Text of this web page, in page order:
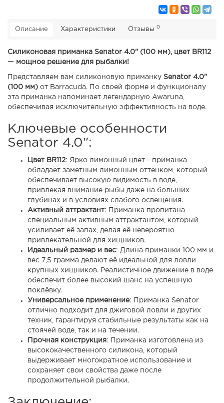
Описание Характеристики Отзывы 0
Силиконовая приманка Senator 4.0" (100 мм), цвет BR112
— мощное решение для рыбалки!
Представляем вам силиконовую приманку Senator 4.0"
(100 мм) от Barracuda. По своей форме и функционалу
эта приманка напоминает легендарную Awaruna,
обеспечивая исключительную эффективность на воде.
Ключевые особенности
Senator 4.0":
Цвет BR112: Ярко лимонный цвет - приманка
обладает заметным лимонным оттенком, который
обеспечивает высокую видимость в воде,
привлекая внимание рыбы даже на больших
глубинах и в условиях слабого освещения.
Активный аттрактант: Приманка пропитана
специальным активным аттрактантом, который
усиливает её запах, делая её невероятно
привлекательной для хищников.
Идеальный размер и вес: Длина приманки 100 мм и
вес 7,5 грамма делают её идеальной для ловли
крупных хищников. Реалистичное движение в воде
обеспечит более высокий шанс на успешную
поклёвку.
Универсальное применение: Приманка Senator
отлично подходит для джиговой ловли и других
техник, гарантируя стабильные результаты как на
стоячей воде, так и на течении.
Прочная конструкция: Приманка изготовлена из
высококачественного силикона, который
выдерживает многократное использование и
сохраняет свои свойства даже после
продолжительной рыбалки.